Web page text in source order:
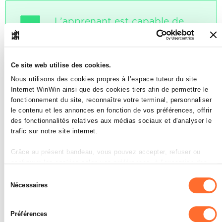
Ce site web utilise des cookies.
Nous utilisons des cookies propres à l’espace tuteur du site
Internet WinWin ainsi que des cookies tiers afin de permettre le
fonctionnement du site, reconnaître votre terminal, personnaliser
le contenu et les annonces en fonction de vos préférences, offrir
des fonctionnalités relatives aux médias sociaux et d'analyser le
trafic sur notre site internet.
Grâce au présent bandeau, vous pouvez accepter, refuser ou
description des différents cookies est accessible sous l’onglet «
Il est précisé que la navigation sur le site et certaines
duNécessaires
Préférences
4
L’apprenant est capable de
procéder à la finition des
potages, entrées froides et
chaudes complexes,
l'envoi.
Note maximale: 6
INDICATEURS
avant l’envoi, contrôle la température